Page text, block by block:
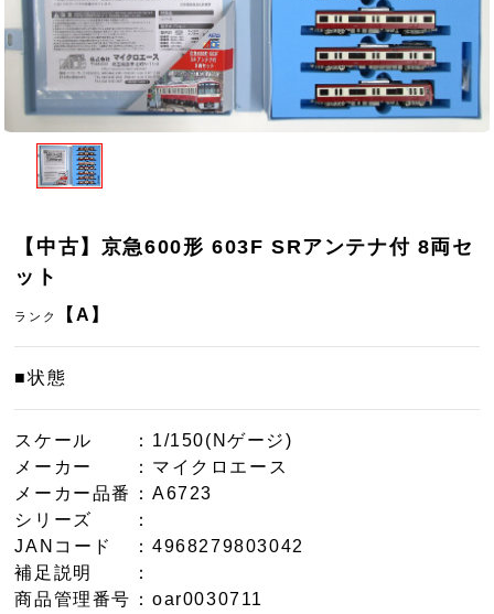
【中古】京急600形 603F SRアンテナ付 8両セ
ット
ランク 【A】
■状態
スケール
：1/150(Nゲージ)
メーカー
：マイクロエース
メーカー品番
：A6723
シリーズ
：
JANコード
：4968279803042
補足説明
：
商品管理番号 ：oar0030711